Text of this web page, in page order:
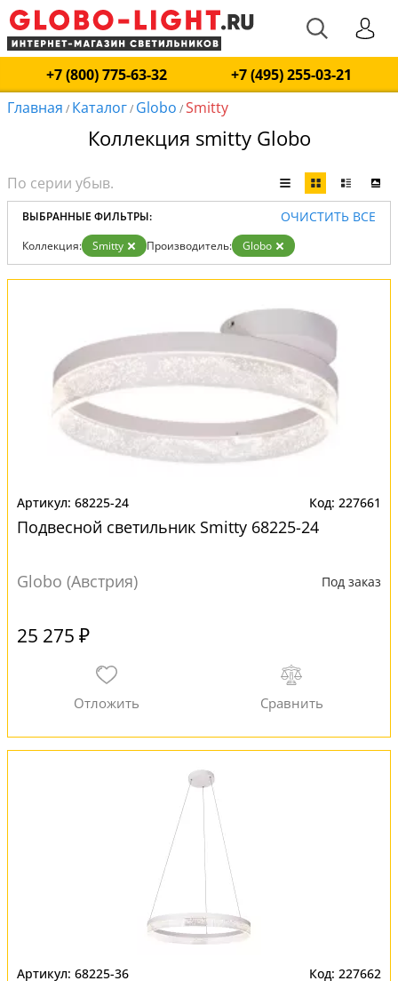
+7 (800) 775-63-32
+7 (495) 255-03-21
Главная / Каталог/ Globo /Smitty
Коллекция smitty Globo
ВЫБРАННЫЕ ФИЛЬТРЫ: ОЧИСТИТЬ ВСЕ
Коллекция: Smitty Производитель: Globo
68225-24 227661
Подвесной светильник Smitty 68225-24
Globo (Австрия) Под заказ
25 275 ₽
68225-36 227662